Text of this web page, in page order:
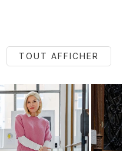
TOUT AFFICHER